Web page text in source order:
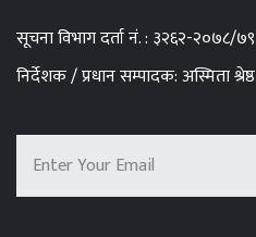
सूचना विभाग दर्ता नं. : ३२६२-२०७८/७९
निर्देशक / प्रधान सम्पादक: अस्मिता श्रेष्ठ